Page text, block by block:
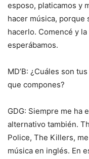
esposo, platicamos y
hacer música, porque
hacerlo. Comencé y
esperábamos.
MD’B: ¿Cuáles son
que compones?
GDG: Siempre me ha
alternativo también.
Police, The Killers,
música en inglés. En